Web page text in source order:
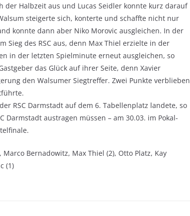
Halbzeit aus und Lucas Seidler konnte kurz darauf
steigerte sich, konterte und schaffte nicht nur
konnte dann aber Niko Morovic ausgleichen. In der
Sieg des RSC aus, denn Max Thiel erzielte in der
in der letzten Spielminute erneut ausgleichen, so
das Glück auf ihrer Seite, denn Xavier
den Walsumer Siegtreffer. Zwei Punkte verblieben
RSC Darmstadt auf dem 6. Tabellenplatz landete, so
Darmstadt austragen müssen – am 30.03. im Pokal-
Marco Bernadowitz, Max Thiel (2), Otto Platz, Kay
(1)